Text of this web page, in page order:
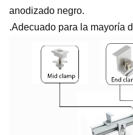
anodizado negro.
.Adecuado para la mayoría